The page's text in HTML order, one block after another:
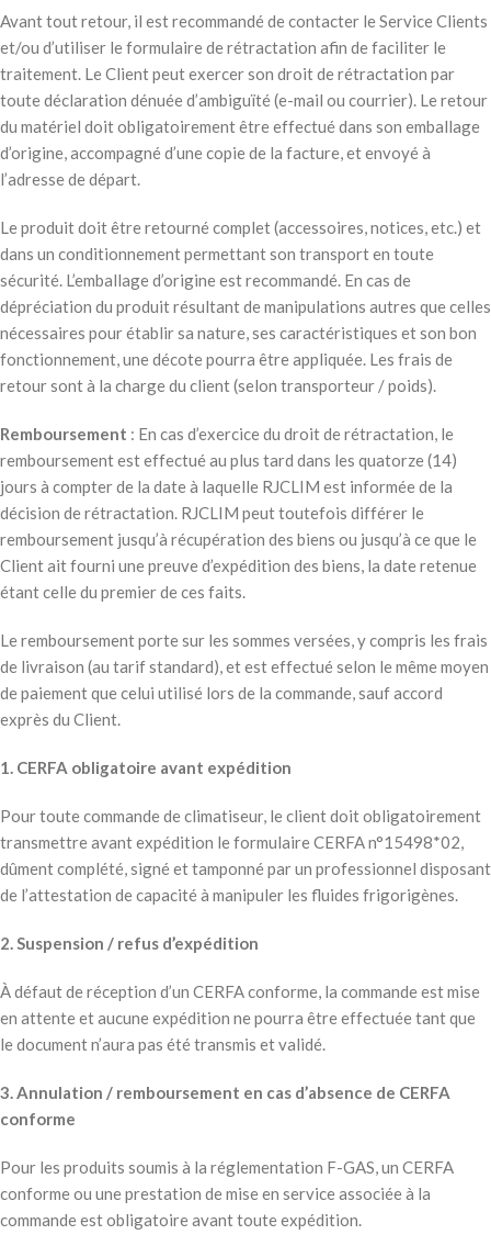
Avant tout retour, il est recommandé de contacter le Service Clients
et/ou d’utiliser le formulaire de rétractation afin de faciliter le
traitement. Le Client peut exercer son droit de rétractation par
toute déclaration dénuée d’ambiguïté (e-mail ou courrier). Le retour
du matériel doit obligatoirement être effectué dans son emballage
d’origine, accompagné d’une copie de la facture, et envoyé à
l’adresse de départ.
Le produit doit être retourné complet (accessoires, notices, etc.) et
dans un conditionnement permettant son transport en toute
sécurité. L’emballage d’origine est recommandé. En cas de
dépréciation du produit résultant de manipulations autres que celles
nécessaires pour établir sa nature, ses caractéristiques et son bon
fonctionnement, une décote pourra être appliquée. Les frais de
retour sont à la charge du client (selon transporteur / poids).
Remboursement : En cas d’exercice du droit de rétractation, le
remboursement est effectué au plus tard dans les quatorze (14)
jours à compter de la date à laquelle RJCLIM est informée de la
décision de rétractation. RJCLIM peut toutefois différer le
remboursement jusqu’à récupération des biens ou jusqu’à ce que le
Client ait fourni une preuve d’expédition des biens, la date retenue
étant celle du premier de ces faits.
Le remboursement porte sur les sommes versées, y compris les frais
de livraison (au tarif standard), et est effectué selon le même moyen
de paiement que celui utilisé lors de la commande, sauf accord
exprès du Client.
1. CERFA obligatoire avant expédition
Pour toute commande de climatiseur, le client doit obligatoirement
transmettre avant expédition le formulaire CERFA n°15498*02,
dûment complété, signé et tamponné par un professionnel disposant
de l’attestation de capacité à manipuler les fluides frigorigènes.
2. Suspension / refus d’expédition
À défaut de réception d’un CERFA conforme, la commande est mise
en attente et aucune expédition ne pourra être effectuée tant que
le document n’aura pas été transmis et validé.
3. Annulation / remboursement en cas d’absence de CERFA
conforme
Pour les produits soumis à la réglementation F-GAS, un CERFA
conforme ou une prestation de mise en service associée à la
commande est obligatoire avant toute expédition.